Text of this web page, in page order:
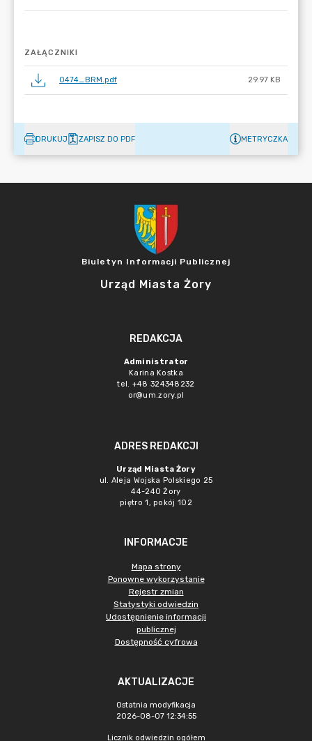
ZAŁĄCZNIKI
0474_BRM.pdf 29.97 KB
DRUKUJ ZAPISZ DO PDF METRYCZKA
Biuletyn Informacji Publicznej
Urząd Miasta Żory
REDAKCJA
Administrator
Karina Kostka
tel. +48 324348232
or@um.zory.pl
ADRES REDAKCJI
Urząd Miasta Żory
ul. Aleja Wojska Polskiego 25
44-240 Żory
piętro 1, pokój 102
INFORMACJE
Mapa strony
Ponowne wykorzystanie
Rejestr zmian
Statystyki odwiedzin
Udostępnienie informacji
publicznej
Dostępność cyfrowa
AKTUALIZACJE
Ostatnia modyfikacja
2026-08-07 12:34:55
Licznik odwiedzin ogółem